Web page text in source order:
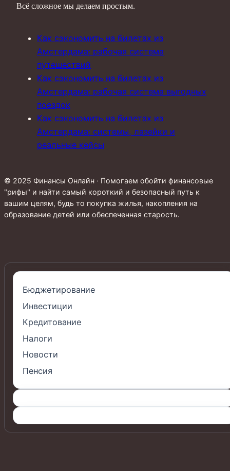
Всё сложное мы делаем простым.
Как сэкономить на билетах из
Амстердама: рабочая система
путешествий
Как сэкономить на билетах из
Амстердама: рабочая система выгодных
поездок
Как сэкономить на билетах из
Амстердама: системы, лазейки и
реальные кейсы
© 2025 Финансы Онлайн · Помогаем обойти финансовые
"рифы" и найти самый короткий и безопасный путь к
вашим целям, будь то покупка жилья, накопления на
образование детей или обеспеченная старость.
Бюджетирование
Инвестиции
Кредитование
Налоги
Новости
Пенсия